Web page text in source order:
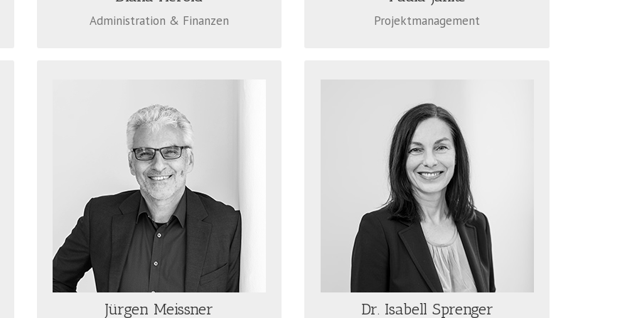
Administration & Finanzen Projektmanagement
Jürgen Meissner
JÜRGEN MEISSNER
Der Dipl. Betriebswirt (FH) und Dipl.
Journalist gründete 1990 ÖkoMedia. Der
Pionier der Umweltkommunikation ist
der Ideengeber und Stratege der
Agentur. In ihm ist die Nachhaltigkeits-
Philosophie fest verwurzelt.
Telefon: 0711 925 79 11
meissner@oekomedia.com
Dr. Isabell Sprenger
DR. ISABELL SPRENGER
Isabell Sprenger ist unsere Expertin für
Nachhaltigkeitsstrategien, -management
und -reporting für Unternehmen.
Insbesondere im Bereich der Regulatorik,
Taxonomie und der Berichtspflichten
steht sie unseren KundenInnen zur
Verfügung.